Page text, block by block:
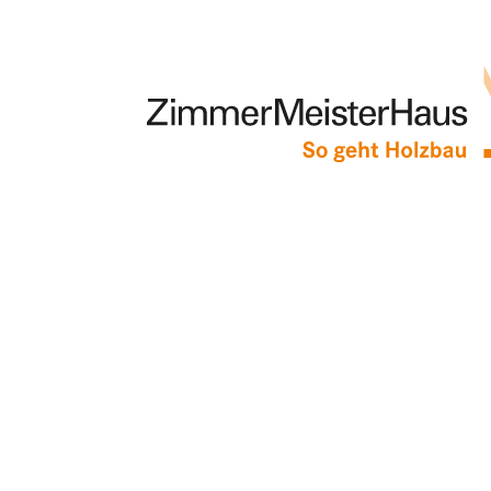
Keine Ergebnisse
Die angefragte Seite konnte nicht
Navigation oben, um den Beitrag zu